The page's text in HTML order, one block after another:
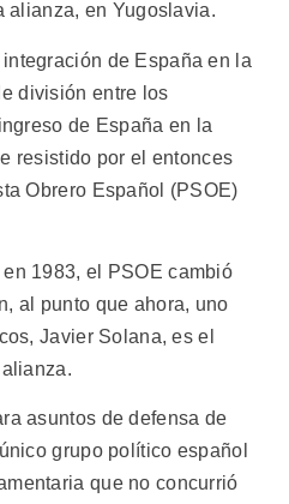
alianza, en Yugoslavia.
de España en la
división entre los
de España en la
resistido por el entonces
Obrero Español (PSOE)
1983, el PSOE cambió
al punto que ahora, uno
Javier Solana, es el
asuntos de defensa de
grupo político español
que no concurrió